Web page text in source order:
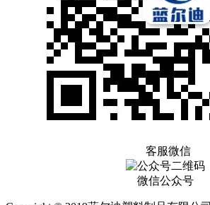
客服微信
微信公众号